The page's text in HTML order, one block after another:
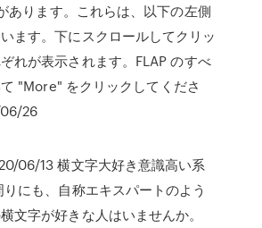
あります。これらは、以下の左側
ます。下にスクロールしてクリッ
れが表示されます。FLAP のすべ
"More" をクリックしてくださ
26
06/13 横文字大好き意識高い系
にも、自称エキスパートのよう
文字が好きな人はいませんか。